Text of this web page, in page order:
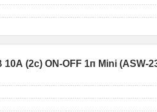
(2c) ON-OFF 1п Mini (ASW-